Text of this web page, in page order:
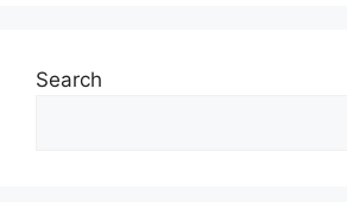
Search